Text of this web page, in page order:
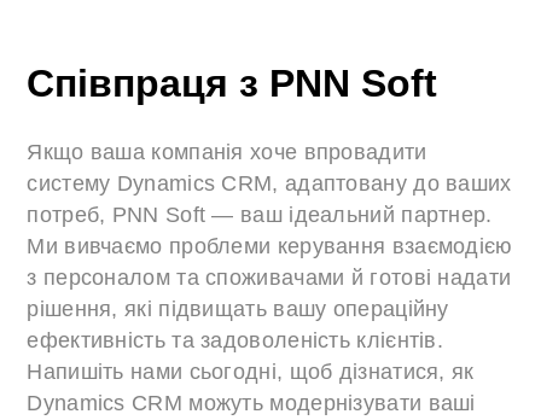
Співпраця з PNN Soft
Якщо ваша компанія хоче впровадити
систему Dynamics CRM, адаптовану до ваших
потреб, PNN Soft — ваш ідеальний партнер.
Ми вивчаємо проблеми керування взаємодією
з персоналом та споживачами й готові надати
рішення, які підвищать вашу операційну
ефективність та задоволеність клієнтів.
Напишіть нами сьогодні, щоб дізнатися, як
Dynamics CRM можуть модернізувати ваші